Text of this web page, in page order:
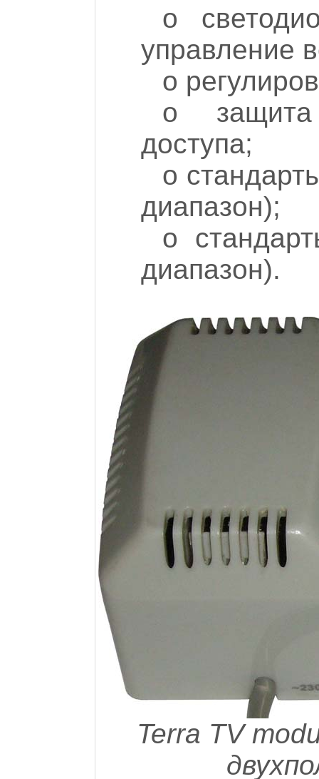
o
управление
o
o защита
доступа;
o
диапазон);
o
диапазон).
Terra TV